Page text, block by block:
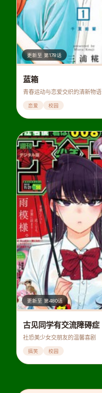
更新至 第178话
蓝箱
青春运动与恋爱交织的清新物语
恋爱 校园
更新至 第480话
古见同学有交流障碍症
社恐美少女交朋友的温馨喜剧
搞笑 校园